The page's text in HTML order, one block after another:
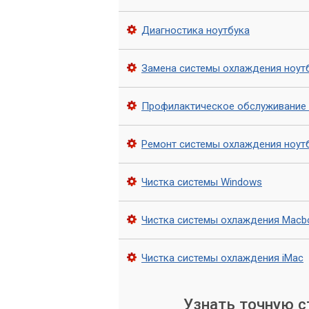
Увеличение срока службы ноутбука
Повышение производительности
Предотвращение поломок и сбоев
Улучшение безопасности
Обращайтесь в сервис
помогут вам сохранить ваше
Обращайтесь к нам, и мы с радостью
Диагностика ноутбука
Замена системы охлаждения
Профилактическое обслуживание
Ремонт системы охлаждения
Чистка системы Windows
Чистка системы охлаждения
Чистка системы охлаждения iMac
Узнать точную